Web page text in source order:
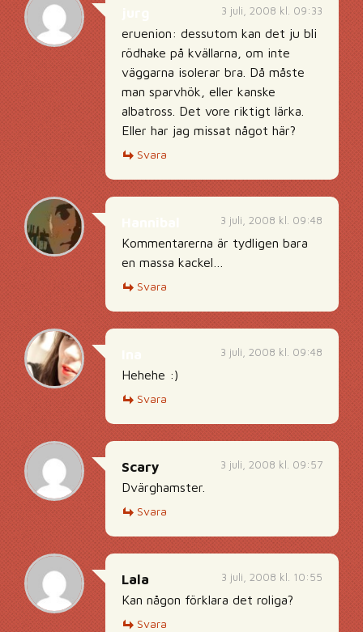
3 juli, 2008 kl. 09:33
eruenion: dessutom kan det ju bli
rödhake på kvällarna, om inte
väggarna isolerar bra. Då måste
man sparvhök, eller kanske
albatross. Det vore riktigt lärka.
Eller har jag missat något här?
Svara
3 juli, 2008 kl. 09:48
Kommentarerna är tydligen bara
en massa kackel…
Svara
3 juli, 2008 kl. 09:48
Hehehe :)
Svara
3 juli, 2008 kl. 09:57
Scary
Dvärghamster.
Svara
3 juli, 2008 kl. 10:55
Lala
Kan någon förklara det roliga?
Svara